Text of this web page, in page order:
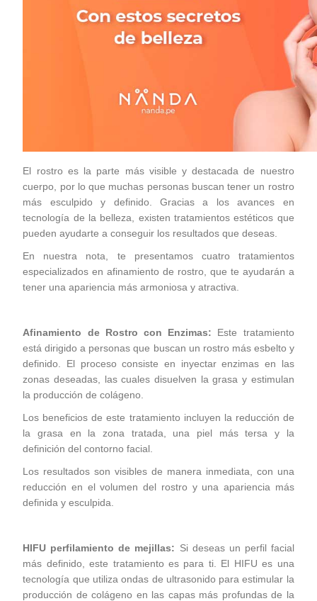
El rostro es la parte más visible y destacada de nuestro
cuerpo, por lo que muchas personas buscan tener un rostro
más esculpido y definido. Gracias a los avances en
tecnología de la belleza, existen tratamientos estéticos que
pueden ayudarte a conseguir los resultados que deseas.
En nuestra nota, te presentamos cuatro tratamientos
especializados en afinamiento de rostro, que te ayudarán a
tener una apariencia más armoniosa y atractiva.
Afinamiento de Rostro con Enzimas: Este tratamiento
está dirigido a personas que buscan un rostro más esbelto y
definido. El proceso consiste en inyectar enzimas en las
zonas deseadas, las cuales disuelven la grasa y estimulan
la producción de colágeno.
Los beneficios de este tratamiento incluyen la reducción de
la grasa en la zona tratada, una piel más tersa y la
definición del contorno facial.
Los resultados son visibles de manera inmediata, con una
reducción en el volumen del rostro y una apariencia más
definida y esculpida.
HIFU perfilamiento de mejillas: Si deseas un perfil facial
más definido, este tratamiento es para ti. El HIFU es una
tecnología que utiliza ondas de ultrasonido para estimular la
producción de colágeno en las capas más profundas de la